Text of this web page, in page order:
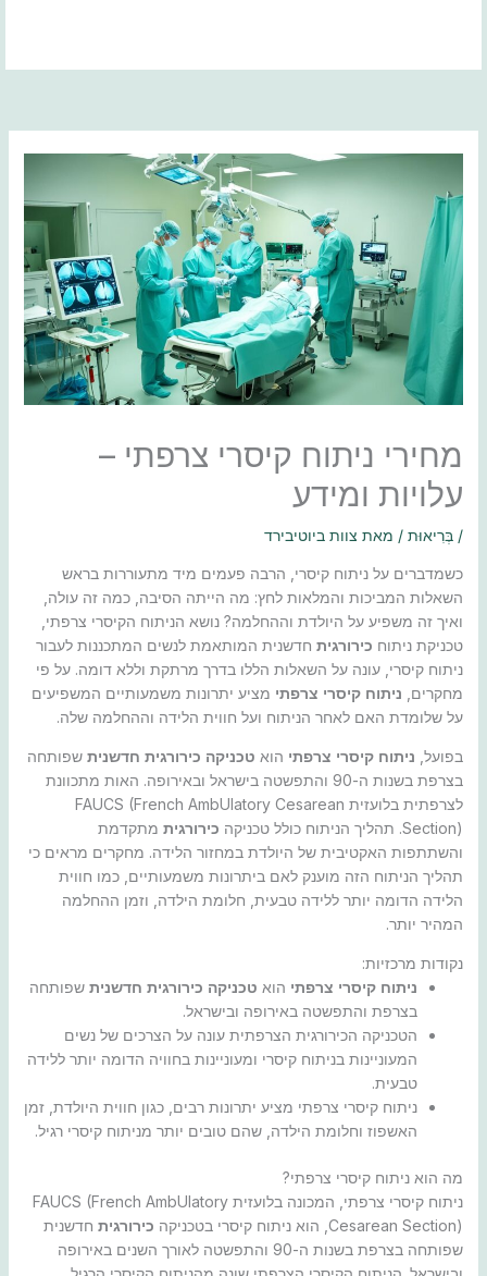
מחירי ניתוח קיסרי צרפתי –
עלויות ומידע
/ בְּרִיאוּת/ מאת צוות ביוטיבירד
כשמדברים על ניתוח קיסרי, הרבה פעמים מיד מתעוררות בראש
השאלות המביכות והמלאות לחץ: מה הייתה הסיבה, כמה זה עולה,
ואיך זה משפיע על היולדת וההחלמה? נושא הניתוח הקיסרי צרפתי,
טכניקת ניתוח כירורגיתחדשנית המותאמת לנשים המתכננות לעבור
ניתוח קיסרי, עונה על השאלות הללו בדרך מרתקת וללא דומה. על פי
מחקרים, ניתוח קיסרי צרפתי מציע יתרונות משמעותיים המשפיעים
על שלומדת האם לאחר הניתוח ועל חווית הלידה וההחלמה שלה.
בפועל, ניתוח קיסרי צרפתי הוא טכניקה כירורגית חדשניתשפותחה
בצרפת בשנות ה-90 והתפשטה בישראל ובאירופה. האות מתכוונת
לצרפתית בלועזית FAUCS (French AmbUlatory Cesarean
Section). תהליך הניתוח כולל טכניקה
כירורגיתמתקדמת
והשתתפות האקטיבית של היולדת במחזור הלידה. מחקרים מראים כי
תהליך הניתוח הזה מוענק לאם ביתרונות משמעותיים, כמו חווית
הלידה הדומה יותר ללידה טבעית, חלומת הילדה, וזמן ההחלמה
המהיר יותר.
נקודות מרכזיות:
ניתוח קיסרי צרפתי הוא טכניקה כירורגית חדשניתשפותחה
בצרפת והתפשטה באירופה ובישראל.
הטכניקה הכירורגית הצרפתית עונה על הצרכים של נשים
המעוניינות בניתוח קיסרי ומעוניינות בחוויה הדומה יותר ללידה
טבעית.
ניתוח קיסרי צרפתי מציע יתרונות רבים, כגון חווית היולדת, זמן
האשפוז וחלומת הילדה, שהם טובים יותר מניתוח קיסרי רגיל.
מה הוא ניתוח קיסרי צרפתי?
ניתוח קיסרי צרפתי, המכונה בלועזית FAUCS (French AmbUlatory
Cesarean Section), הוא ניתוח קיסרי בטכניקה
כירורגיתחדשנית
שפותחה בצרפת בשנות ה-90 והתפשטה לאורך השנים באירופה